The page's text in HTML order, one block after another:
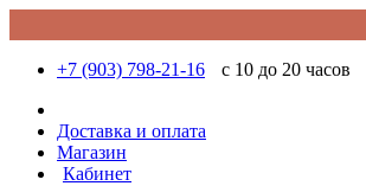
+7 (903) 798-21-16 с 10 до 20 часов
Доставка и оплата
Магазин
Кабинет